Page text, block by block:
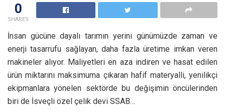
0
SHARES
İnsan gücüne dayalı tarımın yerini günümüzde zaman ve
enerji tasarrufu sağlayan, daha fazla üretime imkan veren
makineler alıyor. Maliyetleri en aza indiren ve hasat edilen
ürün miktarını maksimuma çıkaran hafif materyalli, yenilikçi
ekipmanlara yönelen sektörde bu değişimin öncülerinden
biri de İsveçli özel çelik devi SSAB…